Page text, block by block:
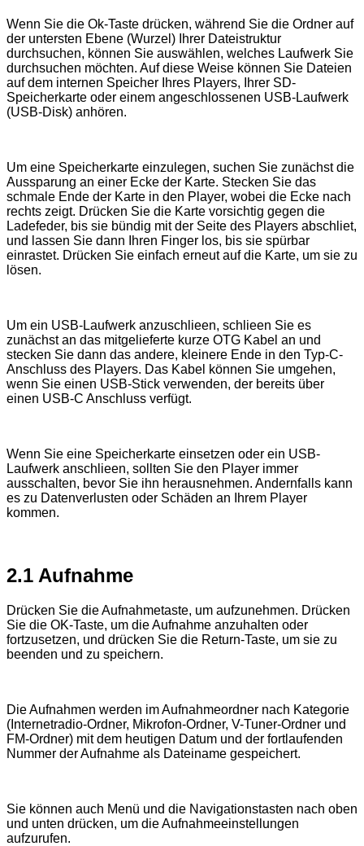
Wenn Sie die Ok-Taste drücken, während Sie die Ordner auf
der untersten Ebene (Wurzel) Ihrer Dateistruktur
durchsuchen, können Sie auswählen, welches Laufwerk Sie
durchsuchen möchten. Auf diese Weise können Sie Dateien
auf dem internen Speicher Ihres Players, Ihrer SD-
Speicherkarte oder einem angeschlossenen USB-Laufwerk
(USB-Disk) anhören.
Um eine Speicherkarte einzulegen, suchen Sie zunächst die
Aussparung an einer Ecke der Karte. Stecken Sie das
schmale Ende der Karte in den Player, wobei die Ecke nach
rechts zeigt. Drücken Sie die Karte vorsichtig gegen die
Ladefeder, bis sie bündig mit der Seite des Players abschliet,
und lassen Sie dann Ihren Finger los, bis sie spürbar
einrastet. Drücken Sie einfach erneut auf die Karte, um sie zu
lösen.
Um ein USB-Laufwerk anzuschlieen, schlieen Sie es
zunächst an das mitgelieferte kurze OTG Kabel an und
stecken Sie dann das andere, kleinere Ende in den Typ-C-
Anschluss des Players. Das Kabel können Sie umgehen,
wenn Sie einen USB-Stick verwenden, der bereits über
einen USB-C Anschluss verfügt.
Wenn Sie eine Speicherkarte einsetzen oder ein USB-
Laufwerk anschlieen, sollten Sie den Player immer
ausschalten, bevor Sie ihn herausnehmen. Andernfalls kann
es zu Datenverlusten oder Schäden an Ihrem Player
kommen.
2.1 Aufnahme
Drücken Sie die Aufnahmetaste, um aufzunehmen. Drücken
Sie die OK-Taste, um die Aufnahme anzuhalten oder
fortzusetzen, und drücken Sie die Return-Taste, um sie zu
beenden und zu speichern.
Die Aufnahmen werden im Aufnahmeordner nach Kategorie
(Internetradio-Ordner, Mikrofon-Ordner, V-Tuner-Ordner und
FM-Ordner) mit dem heutigen Datum und der fortlaufenden
Nummer der Aufnahme als Dateiname gespeichert.
Sie können auch Menü und die Navigationstasten nach oben
und unten drücken, um die Aufnahmeeinstellungen
aufzurufen.